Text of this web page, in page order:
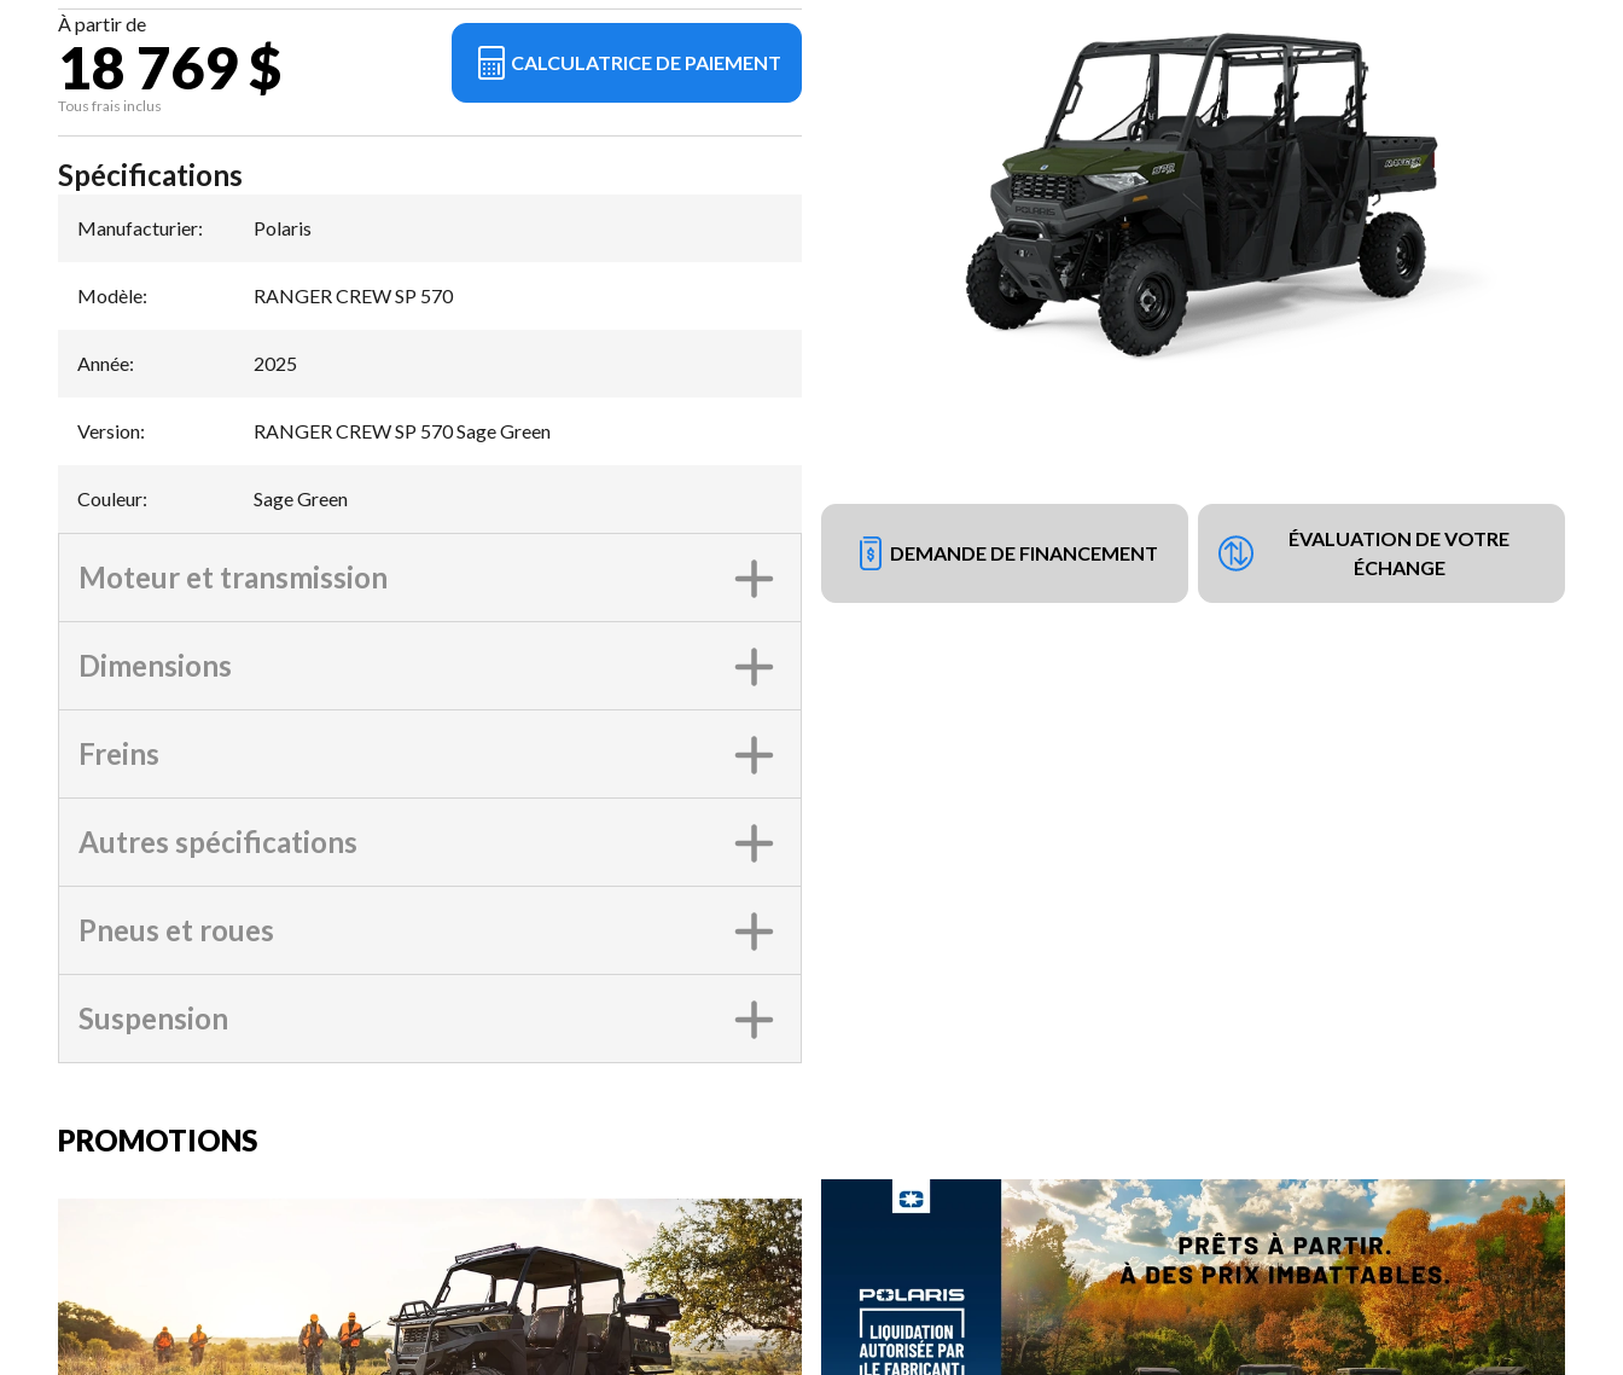
À partir de
18 769 $
Tous frais inclus
CALCULATRICE DE PAIEMENT
DEMANDE DE FINANCEMENT
ÉVALUATION DE VOTRE
ÉCHANGE
Spécifications
Manufacturier: Polaris
Modèle: RANGER CREW SP 570
Année: 2025
Version: RANGER CREW SP 570 Sage Green
Couleur: Sage Green
Moteur et transmission
Dimensions
Freins
Autres spécifications
Pneus et roues
Suspension
PROMOTIONS